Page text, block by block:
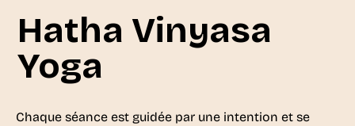
Hatha Vinyasa
Yoga
Chaque séance est guidée par une intention et se